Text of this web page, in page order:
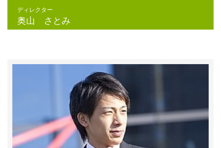
ディレクター
奥山 さとみ